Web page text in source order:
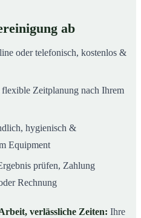
ab
oder telefonisch, kostenlos &
flexible Zeitplanung nach Ihrem
hygienisch &
Equipment
prüfen, Zahlung
Rechnung
verlässliche Zeiten: Ihre